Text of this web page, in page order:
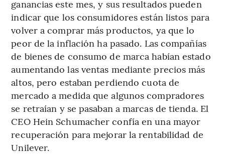
ganancias este mes, y sus resultados pueden
indicar que los consumidores están listos para
volver a comprar más productos, ya que lo
peor de la inflación ha pasado. Las compañías
de bienes de consumo de marca habían estado
aumentando las ventas mediante precios más
altos, pero estaban perdiendo cuota de
mercado a medida que algunos compradores
se retraían y se pasaban a marcas de tienda. El
CEO Hein Schumacher confía en una mayor
recuperación para mejorar la rentabilidad de
Unilever.